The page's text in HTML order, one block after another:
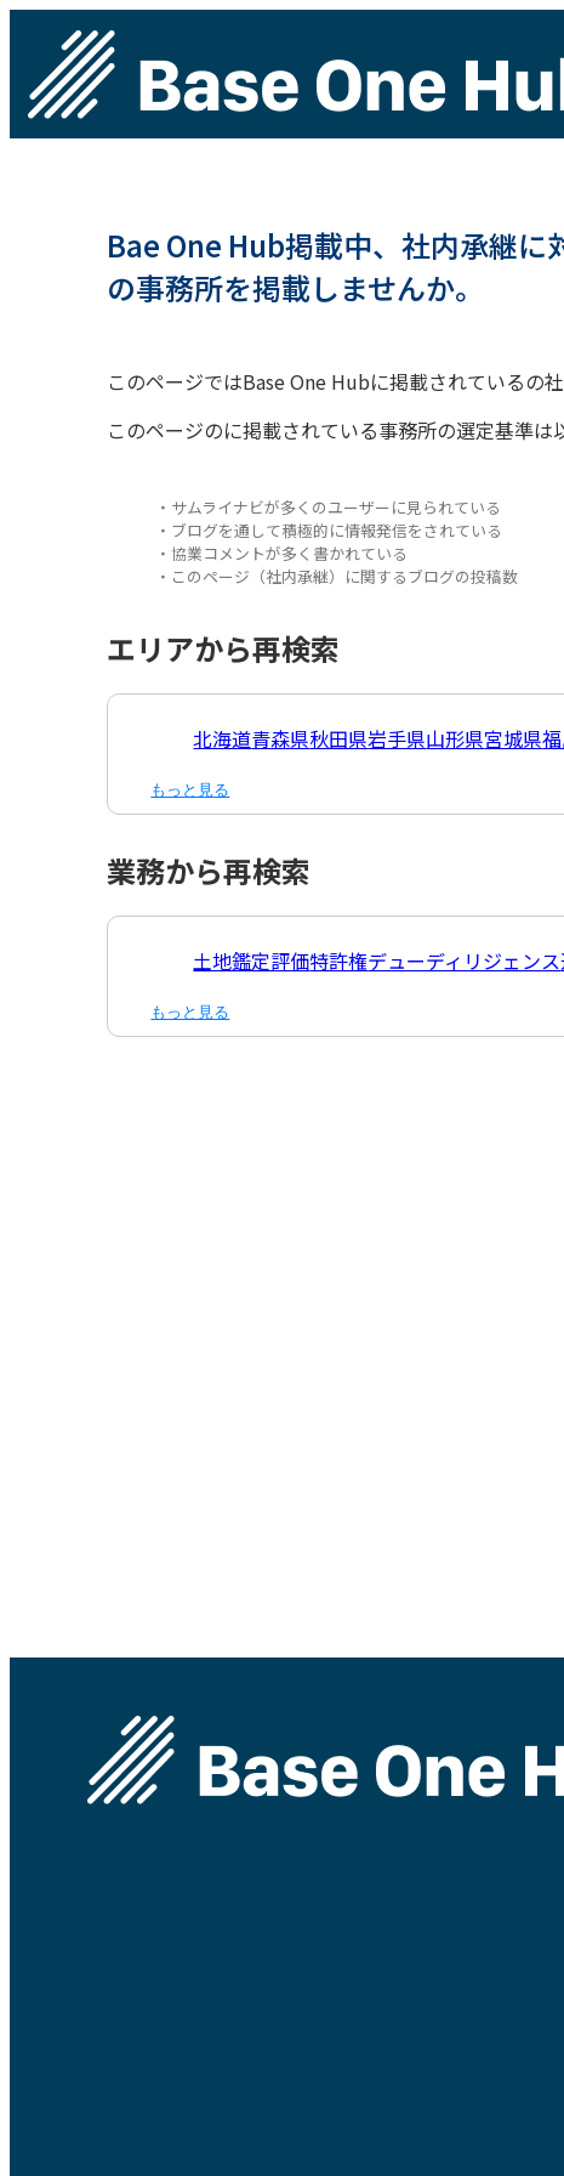
Bae One Hub掲載中、社内承継
の事務所を掲載しませんか。
このページではBase One Hubに掲載されているの
このページのに掲載されている事務所の選定基準は
・サムライナビが多くのユーザーに見られている
・ブログを通して積極的に情報発信をされている
・協業コメントが多く書かれている
・このページ（社内承継）に関するブログの投稿数
エリアから再検索
北海道青森県秋田県岩手県山形県宮城県
もっと見る
業務から再検索
土地鑑定評価特許権デューディリジェンス
もっと見る